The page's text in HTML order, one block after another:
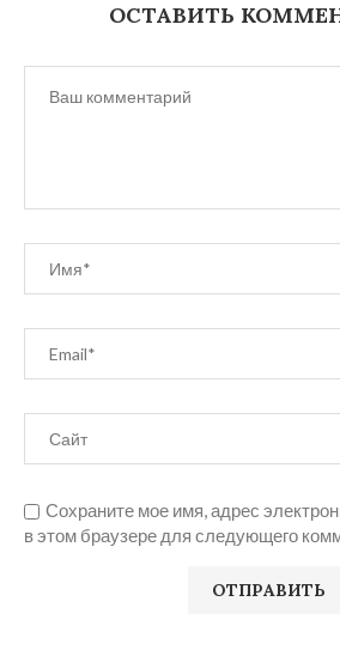
ОСТАВИТЬ
Сохраните мое имя, адрес
в этом браузере для следующего